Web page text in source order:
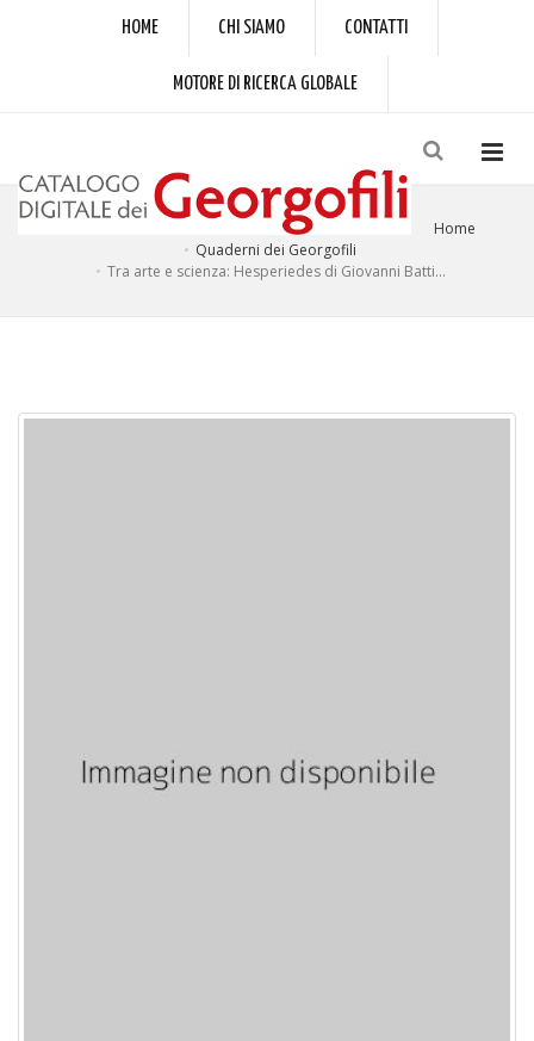
HOME CHI SIAMO CONTATTI
MOTORE DI RICERCA GLOBALE
Home
Quaderni dei Georgofili
Tra arte e scienza: Hesperiedes di Giovanni Batti...